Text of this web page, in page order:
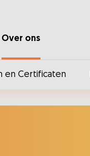
Over ons
en Certificaten